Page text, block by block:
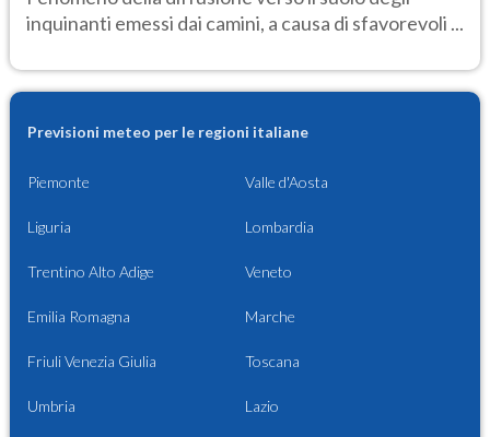
inquinanti emessi dai camini, a causa di sfavorevoli ...
Previsioni meteo per le regioni italiane
Piemonte Valle d'Aosta
Liguria Lombardia
Trentino Alto Adige Veneto
Emilia Romagna Marche
Friuli Venezia Giulia Toscana
Umbria Lazio